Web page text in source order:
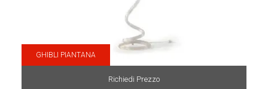
GHIBLI PIANTANA
Richiedi Prezzo